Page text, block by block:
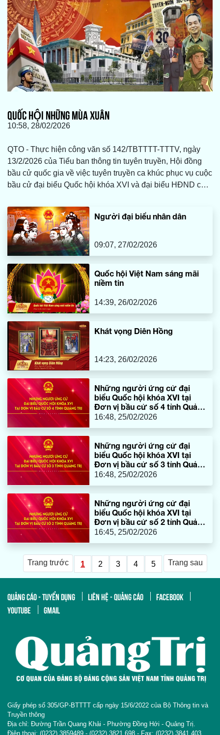
QUỐC HỘI NHỮNG MÙA XUÂN
10:58, 28/02/2026
QTO - Thực hiện công văn số 142/TBTTTT-TTTV, ngày
13/2/2026 của Tiểu ban thông tin tuyên truyền, Hội đồng
bầu cử quốc gia về việc tuyên truyền ca khúc phục vụ cuộc
bầu cử đại biểu Quốc hội khóa XVI và đại biểu HĐND các
Quảng Trị trân trọng giới thiệu ca khúc “Quốc hội những
mùa xuân”.
Người đại biểu nhân dân
09:07, 27/02/2026
Quốc hội Việt Nam sáng mãi
niềm tin
14:39, 26/02/2026
Khát vọng Diên Hồng
14:23, 26/02/2026
Những người ứng cử đại
biểu Quốc hội khóa XVI tại
Đơn vị bầu cử số 4 tỉnh Quảng
Trị
16:48, 25/02/2026
Những người ứng cử đại
biểu Quốc hội khóa XVI tại
Đơn vị bầu cử số 3 tỉnh Quảng
Trị
16:48, 25/02/2026
Những người ứng cử đại
biểu Quốc hội khóa XVI tại
Đơn vị bầu cử số 2 tỉnh Quảng
Trị
16:45, 25/02/2026
Trang trước 1 2 3 4 5 Trang sau
QUẢNG CÁO - TUYỂN DỤNG LIÊN HỆ - QUẢNG CÁO
FACEBOOK
YOUTUBE
GMAIL
Giấy phép số 305/GP-BTTTT cấp ngày 15/6/2022 của Bộ Thông tin và
Truyền thông
Địa chỉ: Đường Trần Quang Khải - Phường Đồng Hới - Quảng Trị.
Điện thoại: (0232).3859489 - (0232).3821 698 - Fax: (0232).3841 403